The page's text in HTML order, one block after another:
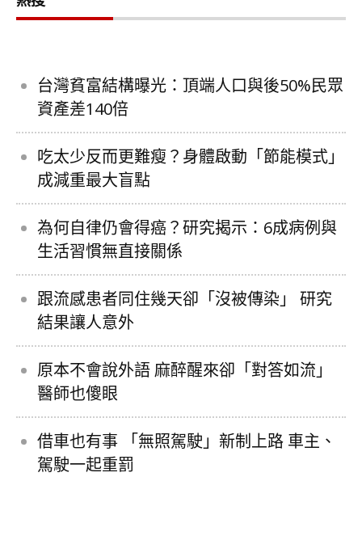
台灣貧富結構曝光：頂端人口與後50%民眾
資產差140倍
吃太少反而更難瘦？身體啟動「節能模式」
成減重最大盲點
為何自律仍會得癌？研究揭示：6成病例與
生活習慣無直接關係
跟流感患者同住幾天卻「沒被傳染」 研究
結果讓人意外
原本不會說外語 麻醉醒來卻「對答如流」
醫師也傻眼
借車也有事 「無照駕駛」新制上路 車主、
駕駛一起重罰